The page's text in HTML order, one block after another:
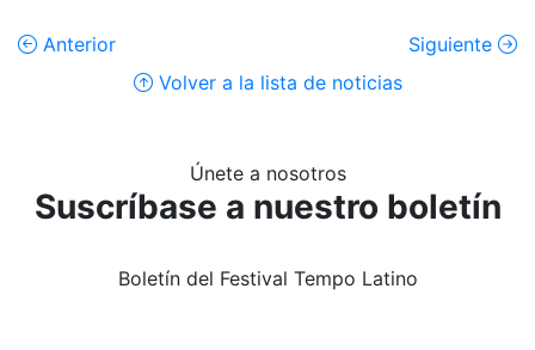
Anterior
Siguiente
Volver a la lista de noticias
Únete a nosotros
Suscríbase a nuestro boletín
Boletín del Festival Tempo Latino